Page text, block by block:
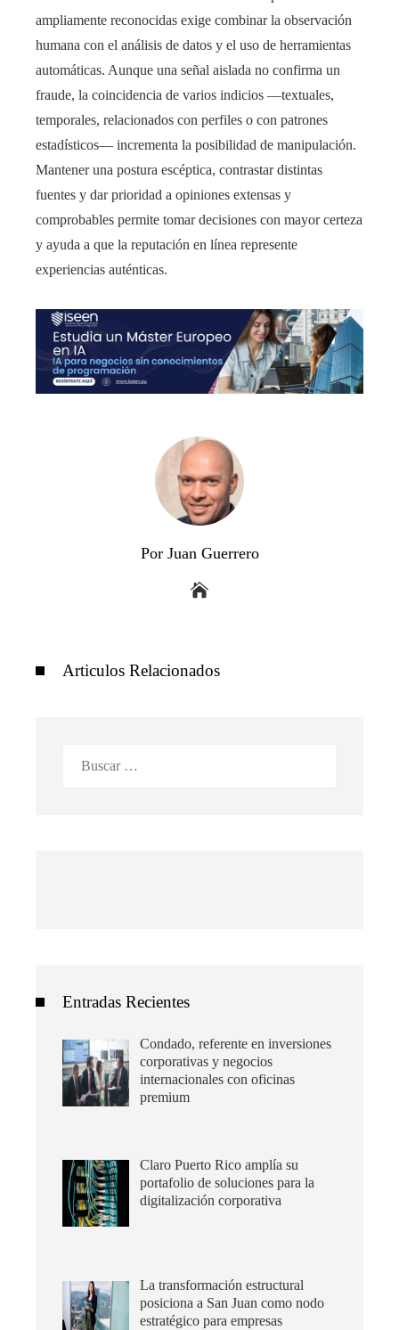
ampliamente reconocidas exige combinar la observación
humana con el análisis de datos y el uso de herramientas
automáticas. Aunque una señal aislada no confirma un
fraude, la coincidencia de varios indicios —textuales,
temporales, relacionados con perfiles o con patrones
estadísticos— incrementa la posibilidad de manipulación.
Mantener una postura escéptica, contrastar distintas
fuentes y dar prioridad a opiniones extensas y
comprobables permite tomar decisiones con mayor certeza
y ayuda a que la reputación en línea represente
experiencias auténticas.
Por Juan Guerrero
Articulos Relacionados
Entradas Recientes
Condado, referente en inversiones
corporativas y negocios
internacionales con oficinas
premium
Claro Puerto Rico amplía su
portafolio de soluciones para la
digitalización corporativa
La transformación estructural
posiciona a San Juan como nodo
estratégico para empresas